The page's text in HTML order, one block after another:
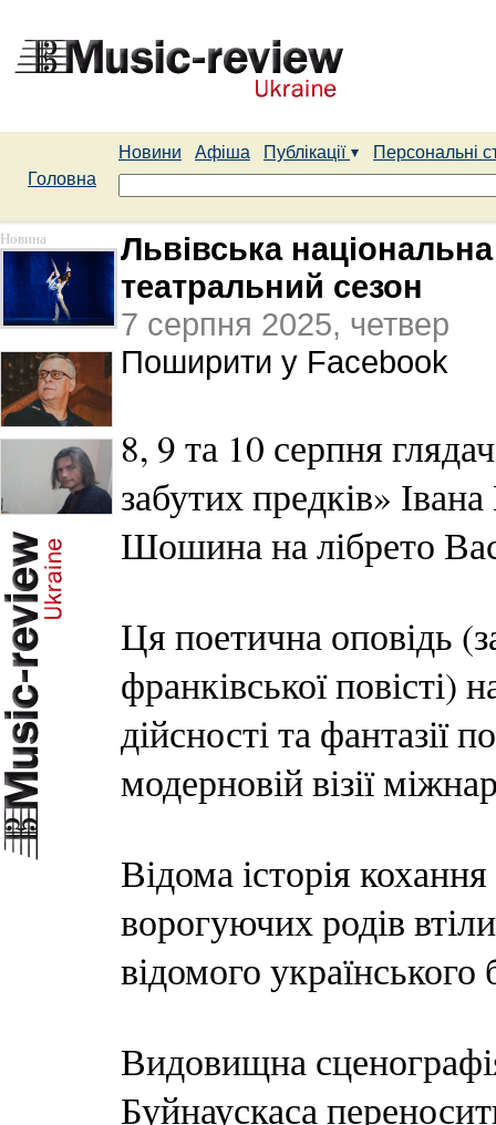
Новини Афіша Публікації
Персональні
Головна
Новина
Львівська
театральний сезон
7 серпня 2025, четвер
Поширити у Facebook
8, 9 та 10 серпня
забутих предків»
Шошина на лібрето
Ця поетична оповідь
франківської повісті)
дійсності та фантазії
модерновій візії
Відома історія
ворогуючих родів
відомого
Видовищна
Буйнаускаса